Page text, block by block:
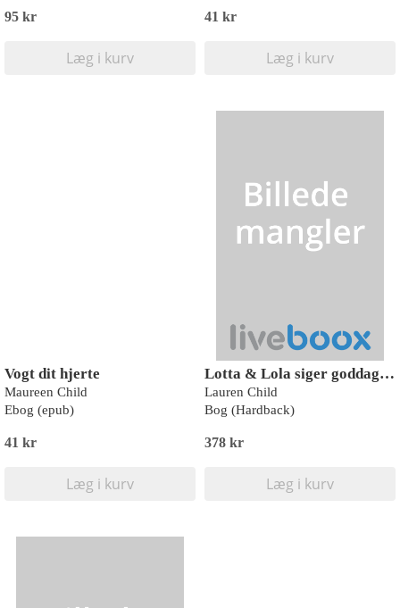
95 kr
Læg i kurv
41 kr
Læg i kurv
Vogt dit hjerte
Maureen Child
Ebog (epub)
41 kr
Læg i kurv
Lotta & Lola siger goddag, farvel og tak
Lauren Child
Bog (Hardback)
378 kr
Læg i kurv